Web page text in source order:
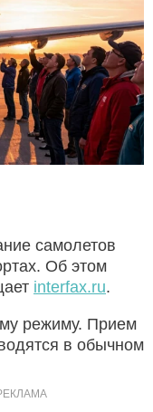
самолетов
Об этом
interfax.ru.
режиму. Прием
в обычном